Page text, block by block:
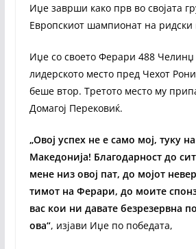
Иџе заврши како прв во својата
Европскиот шампионат на ридски
Иџе со своето Ферари 488
лидерското место пред Чехот
беше втор. Третото место му
Домагој Перековиќ.
„Овој успех не е само мој, туку
Македонија! Благодарност до
мене низ овој пат, до мојот
тимот на Ферари, до моите
вас кои ни давате безрезервна
ова“, изјави Иџе по победата,